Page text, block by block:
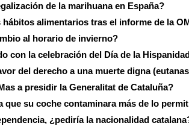
de la marihuana en España?
hábitos alimentarios tras el informe de la
al horario de invierno?
con la celebración del Día de la
del derecho a una muerte digna
a presidir la Generalitat de Cataluña?
que su coche contaminara más de lo
¿pediría la nacionalidad